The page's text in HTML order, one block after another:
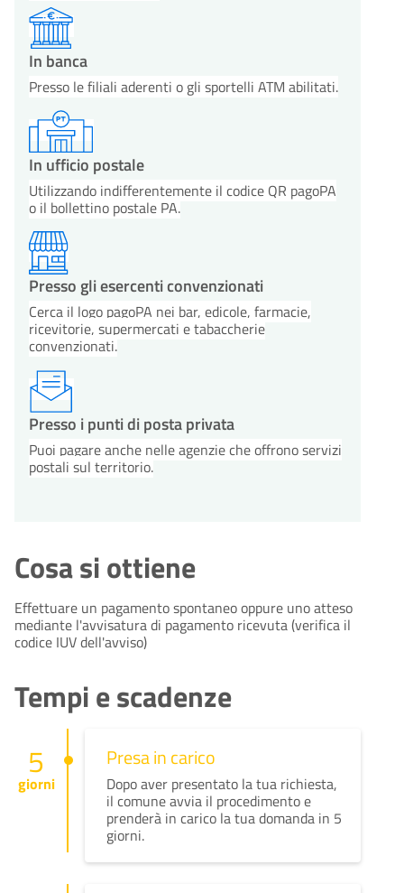
In banca
Presso le filiali aderenti o gli sportelli ATM abilitati.
In ufficio postale
Utilizzando indifferentemente il codice QR pagoPA
o il bollettino postale PA.
Presso gli esercenti convenzionati
Cerca il logo pagoPA nei bar, edicole, farmacie,
ricevitorie, supermercati e tabaccherie
convenzionati.
Presso i punti di posta privata
Puoi pagare anche nelle agenzie che offrono servizi
postali sul territorio.
Cosa si ottiene
Effettuare un pagamento spontaneo oppure uno atteso
mediante l'avvisatura di pagamento ricevuta (verifica il
codice IUV dell'avviso)
Tempi e scadenze
5
giorni
Presa in carico
Dopo aver presentato la tua richiesta,
il comune avvia il procedimento e
prenderà in carico la tua domanda in 5
giorni.